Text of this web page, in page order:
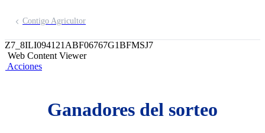
Contigo Agricultor
Z7_8ILI094121ABF06767G1BFMSJ7
Web Content Viewer
Acciones
Ganadores del sorteo